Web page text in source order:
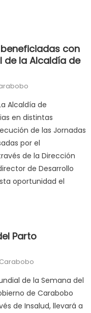
con
de la Alcaldía de
Alcaldía de
en distintas
de las Jornadas
por el
de la Dirección
de Desarrollo
oportunidad el
Parto
de la Semana del
de Carabobo
de Insalud, llevará a